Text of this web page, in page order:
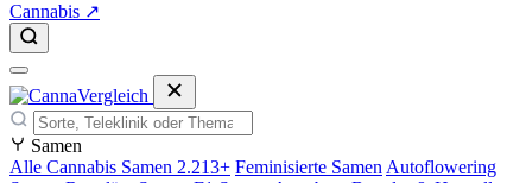
Cannabis ↗
Samen
Alle Cannabis Samen 2.213+ Feminisierte Samen Autoflowering